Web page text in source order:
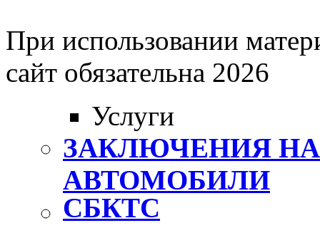
При использовании
сайт обязательна 2026
Услуги
ЗАКЛЮЧЕНИЯ
АВТОМОБИЛИ
СБКТС